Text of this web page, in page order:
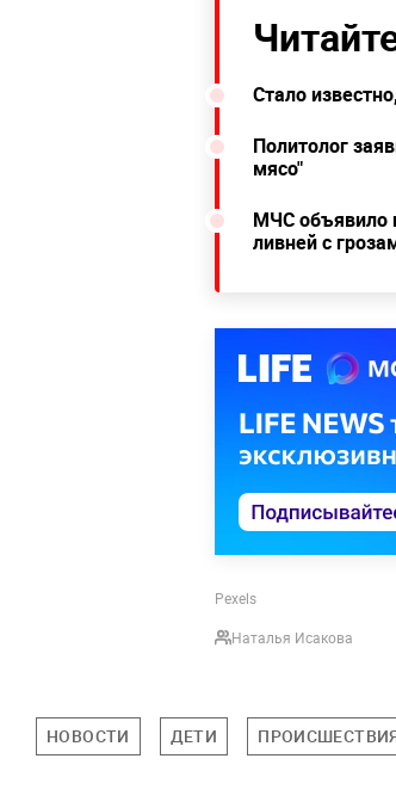
Стало
Политолог
мясо"
МЧС объявило
ливней с
Pexels
Наталья Исакова
НОВОСТИ ДЕТИ